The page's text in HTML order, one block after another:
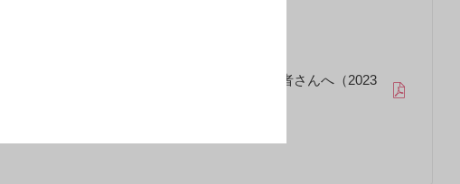
がん検診お知らせ編 スマイラフを服用される患者さんへ（2023